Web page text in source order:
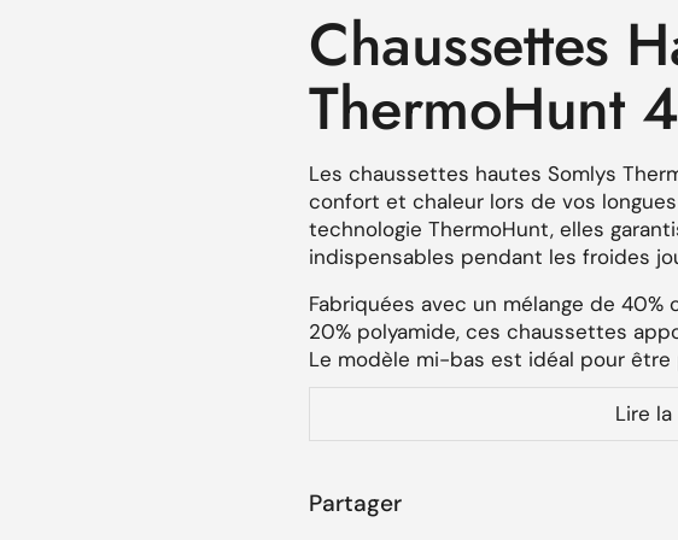
suivante Chaussettes
ThermoHunt
Les chaussettes hautes Somlys
confort et chaleur lors de vos
technologie ThermoHunt, elles
indispensables pendant les froides
Fabriquées avec un mélange de 40%
20% polyamide, ces chaussettes
Le modèle mi-bas est idéal pour
chaussures montantes tout en
Les talons renforcés assurent
difficile. Un traitement antibactérien
développement des bactéries lors
Lire
Partager